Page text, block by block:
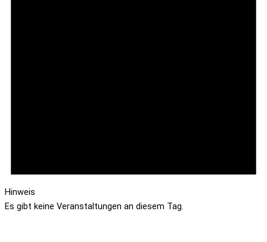
Hinweis
Es gibt keine Veranstaltungen an diesem Tag.